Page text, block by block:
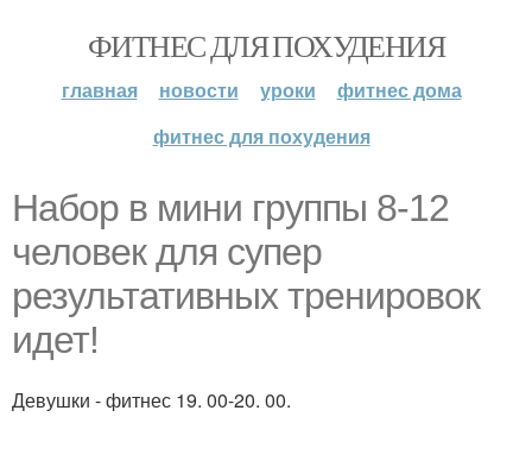
ФИТНЕС ДЛЯ ПОХУДЕНИЯ
главная новости уроки
фитнес дома
фитнес для похудения
Набор в мини группы 8-12
человек для супер
результативных тренировок
идет!
Девушки - фитнес 19. 00-20. 00.